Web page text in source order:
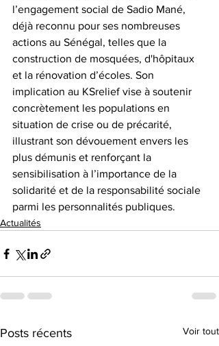
l’engagement social de Sadio Mané,
déjà reconnu pour ses nombreuses
actions au Sénégal, telles que la
construction de mosquées, d'hôpitaux
et la rénovation d’écoles. Son
implication au KSrelief vise à soutenir
concrètement les populations en
situation de crise ou de précarité,
illustrant son dévouement envers les
plus démunis et renforçant la
sensibilisation à l’importance de la
solidarité et de la responsabilité sociale
parmi les personnalités publiques.
Actualités
Posts récents Voir tout